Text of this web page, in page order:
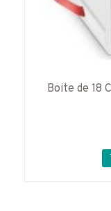
Boite de 18